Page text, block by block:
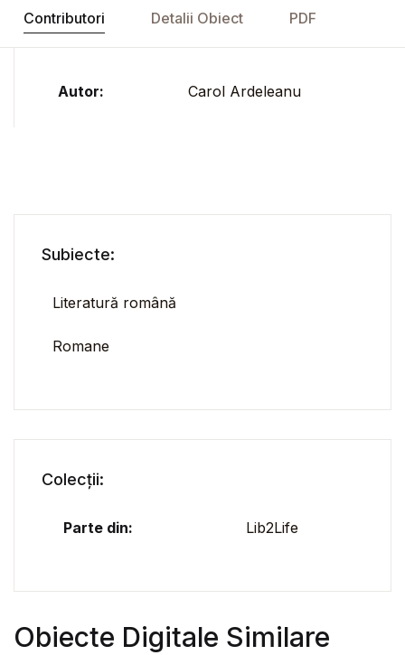
Contributori Detalii Obiect PDF
Autor: Carol Ardeleanu
Subiecte:
Literatură română
Romane
Colecții:
Parte din: Lib2Life
Obiecte Digitale Similare